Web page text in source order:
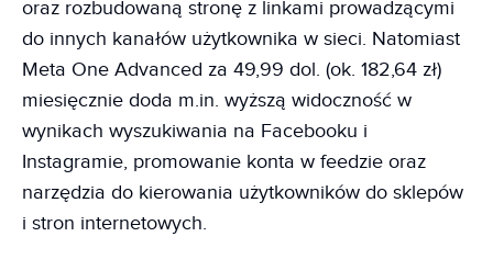
oraz rozbudowaną stronę z linkami prowadzącymi
do innych kanałów użytkownika w sieci. Natomiast
Meta One Advanced za 49,99 dol. (ok. 182,64 zł)
miesięcznie doda m.in. wyższą widoczność w
wynikach wyszukiwania na Facebooku i
Instagramie, promowanie konta w feedzie oraz
narzędzia do kierowania użytkowników do sklepów
i stron internetowych.